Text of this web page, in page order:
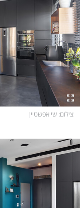
צילום: שי אפשטיין